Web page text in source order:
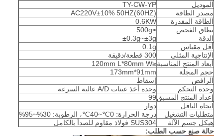
الموديل
TY-CW-YP
مصدر الطاقة
AC220V±10% 50HZ(60HZ)
الطاقة المقدرة
0.6KW
نطاق الفحص
≤500g
الدقة
±0.3g~±3g
أقل مقياس
0.1g
الإنتاجية المثلى
300 قطعة/دقيقة
أبعاد المنتج المناسبة≤120mm L*80mm W
حجم المجلة
173mm*91mm
الرافض
إسقاط
وحدة التحكم
وحدة أخذ عينات A/D عالية السرعة
إعداد المنتج المسبق99
اتجاه الناقل
دوار
متطلبات التشغيل
درجة الحرارة: 0℃~40℃، الرطوبة: 30%~95%
هيكل جسم الآلة
SUS304 فولاذ مقاوم للصدأ بالكامل
حالة صنع حسب الطلب: